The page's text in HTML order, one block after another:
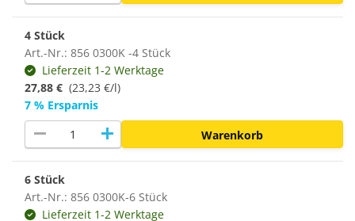
4 Stück
Art.-Nr.: 856 0300K -4 Stück
Lieferzeit 1-2 Werktage
27,88 € (23,23 €/l)
7 % Ersparnis
remove add Warenkorb
6 Stück
Art.-Nr.: 856 0300K-6 Stück
Lieferzeit 1-2 Werktage